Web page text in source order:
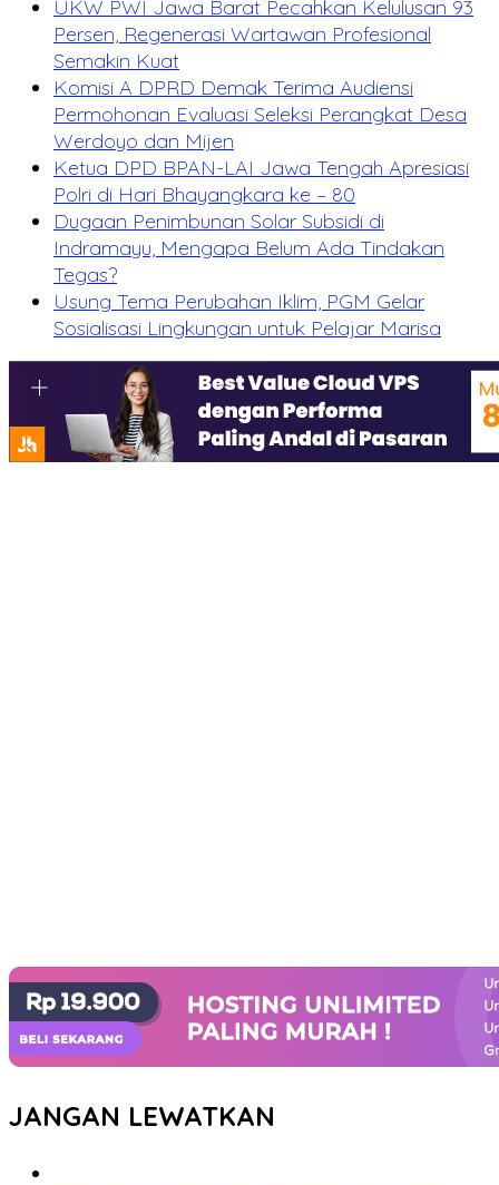
UKW PWI Jawa Barat Pecahkan Kelulusan 93
Persen, Regenerasi Wartawan Profesional
Semakin Kuat
Komisi A DPRD Demak Terima Audiensi
Permohonan Evaluasi Seleksi Perangkat Desa
Werdoyo dan Mijen
Ketua DPD BPAN-LAI Jawa Tengah Apresiasi
Polri di Hari Bhayangkara ke – 80
Dugaan Penimbunan Solar Subsidi di
Indramayu, Mengapa Belum Ada Tindakan
Tegas?
Usung Tema Perubahan Iklim, PGM Gelar
Sosialisasi Lingkungan untuk Pelajar Marisa
JANGAN LEWATKAN